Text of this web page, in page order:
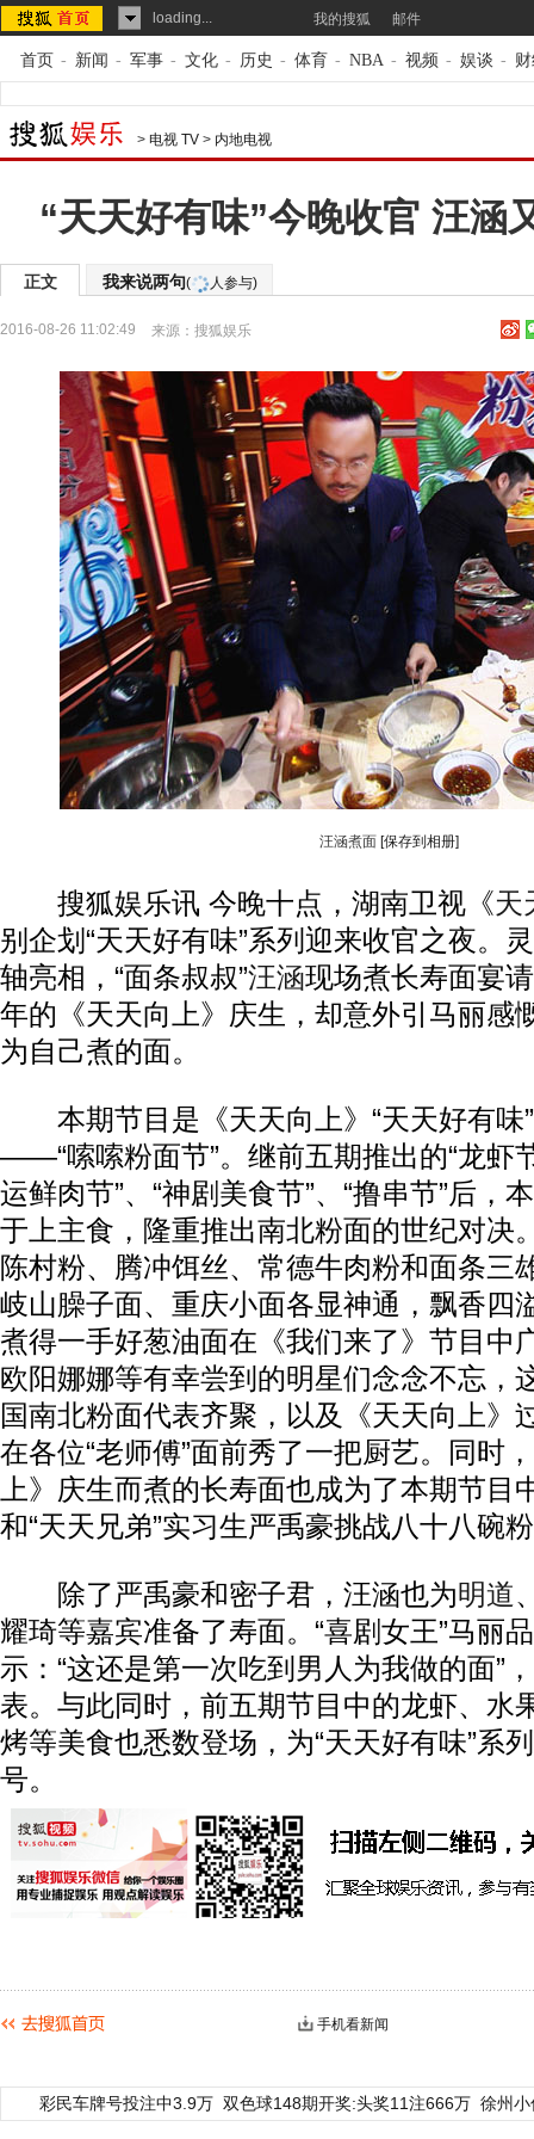
loading... 我的搜狐 邮件
首页 - 新闻 - 军事 - 文化 - 历史 - 体育 - NBA - 视频 - 娱谈 -
> 电视 TV > 内地电视
“天天好有味”今晚收官 汪涵
正文 我来说两句( 人参与)
2016-08-26 11:02:49 来源： 搜狐娱乐
汪涵煮面 [保存到相册]
搜狐娱乐讯 今晚十点，湖南卫视《天
别企划“天天好有味”系列迎来收官之夜。
轴亮相，“面条叔叔”汪涵现场煮长寿面宴
年的《天天向上》庆生，却意外引马丽感
为自己煮的面。
本期节目是《天天向上》“天天好有味
——“嗦嗦粉面节”。继前五期推出的“龙虾
运鲜肉节”、“神剧美食节”、“撸串节”后，
于上主食，隆重推出南北粉面的世纪对
陈村粉、腾冲饵丝、常德牛肉粉和面条
岐山臊子面、重庆小面各显神通，飘香四
煮得一手好葱油面在《我们来了》节目中
欧阳娜娜等有幸尝到的明星们念念不忘，
国南北粉面代表齐聚，以及《天天向上》
在各位“老师傅”面前秀了一把厨艺。同时
上》庆生而煮的长寿面也成为了本期节目
和“天天兄弟”实习生严禹豪挑战八十八碗
除了严禹豪和密子君，汪涵也为明道
耀琦等嘉宾准备了寿面。“喜剧女王”马丽
示：“这还是第一次吃到男人为我做的面”
表。与此同时，前五期节目中的龙虾、水
烤等美食也悉数登场，为“天天好有味”系
号。
手机看新闻
彩民车牌号投注中3.9万 双色球148期开奖:头奖11注666万 徐州
动物系恋人啊 | 钟欣潼体验爱情哲学 南